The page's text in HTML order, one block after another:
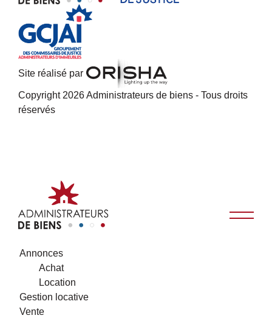
Site réalisé par
Copyright 2026 Administrateurs de biens - Tous droits
réservés
Annonces
Achat
Location
Gestion locative
Vente